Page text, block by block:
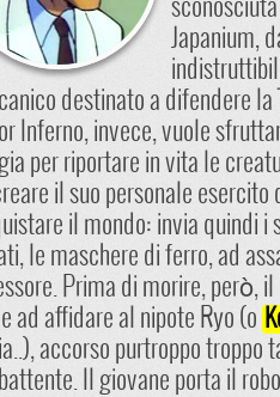
Japanium,
destinato a difendere la
Inferno, invece, vuole
per riportare in vita le
il suo personale esercito
il mondo: invia quindi i
le maschere di ferro, ad
Prima di morire, però,
ad affidare al nipote Ryo (o
accorso purtroppo troppo
Il giovane porta il